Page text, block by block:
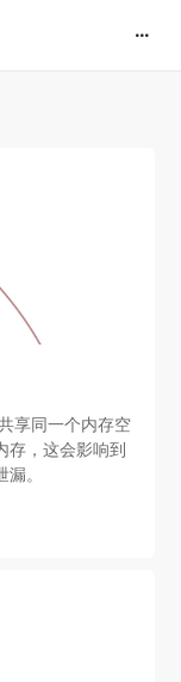
享同一个内存空
存，这会影响到
。